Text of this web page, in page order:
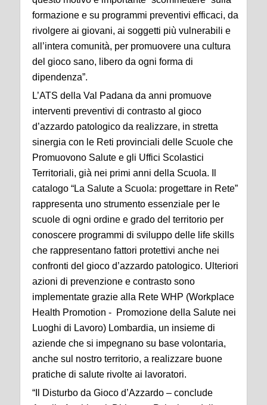
formazione e su programmi preventivi efficaci, da
rivolgere ai giovani, ai soggetti più vulnerabili e
all’intera comunità, per promuovere una cultura
del gioco sano, libero da ogni forma di
dipendenza”.
L’ATS della Val Padana da anni promuove
interventi preventivi di contrasto al gioco
d’azzardo patologico da realizzare, in stretta
sinergia con le Reti provinciali delle Scuole che
Promuovono Salute e gli Uffici Scolastici
Territoriali, già nei primi anni della Scuola. Il
catalogo “La Salute a Scuola: progettare in Rete”
rappresenta uno strumento essenziale per le
scuole di ogni ordine e grado del territorio per
conoscere programmi di sviluppo delle life skills
che rappresentano fattori protettivi anche nei
confronti del gioco d’azzardo patologico. Ulteriori
azioni di prevenzione e contrasto sono
implementate grazie alla Rete WHP (Workplace
Health Promotion - Promozione della Salute nei
Luoghi di Lavoro) Lombardia, un insieme di
aziende che si impegnano su base volontaria,
anche sul nostro territorio, a realizzare buone
pratiche di salute rivolte ai lavoratori.
“Il Disturbo da Gioco d’Azzardo – conclude